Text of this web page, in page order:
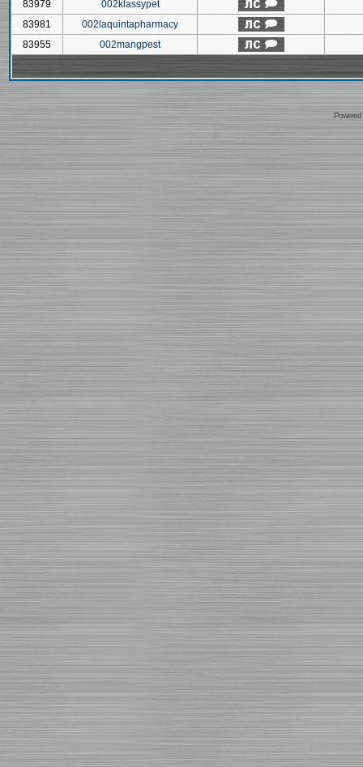
83979
002klassypet
83981
002laquintapharmacy
83955
002mangpest